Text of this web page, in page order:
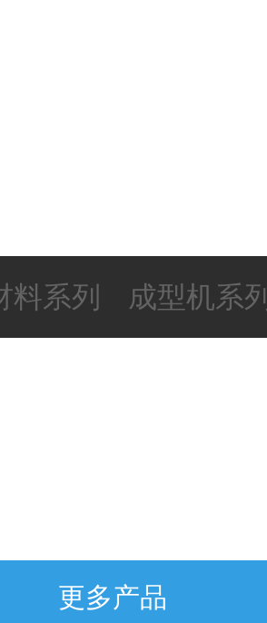
料系列 成型机系列
更多产品